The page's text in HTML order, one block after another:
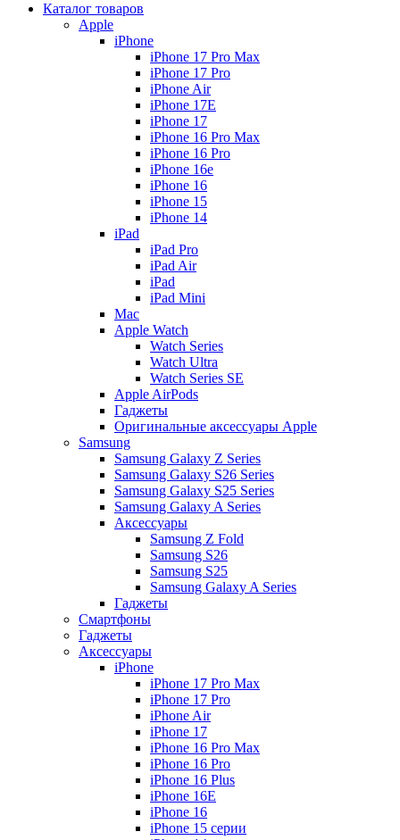
Каталог товаров
Apple
iPhone
iPhone 17 Pro Max
iPhone 17 Pro
iPhone Air
iPhone 17E
iPhone 17
iPhone 16 Pro Max
iPhone 16 Pro
iPhone 16e
iPhone 16
iPhone 15
iPhone 14
iPad
iPad Pro
iPad Air
iPad
iPad Mini
Mac
Apple Watch
Watch Series
Watch Ultra
Watch Series SE
Apple AirPods
Гаджеты
Оригинальные аксессуары Apple
Samsung
Samsung Galaxy Z Series
Samsung Galaxy S26 Series
Samsung Galaxy S25 Series
Samsung Galaxy A Series
Аксессуары
Samsung Z Fold
Samsung S26
Samsung S25
Samsung Galaxy A Series
Гаджеты
Смартфоны
Гаджеты
Аксессуары
iPhone
iPhone 17 Pro Max
iPhone 17 Pro
iPhone Air
iPhone 17
iPhone 16 Pro Max
iPhone 16 Pro
iPhone 16 Plus
iPhone 16E
iPhone 16
iPhone 15 серии